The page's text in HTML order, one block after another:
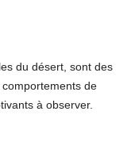
du désert, sont des
de
à observer.